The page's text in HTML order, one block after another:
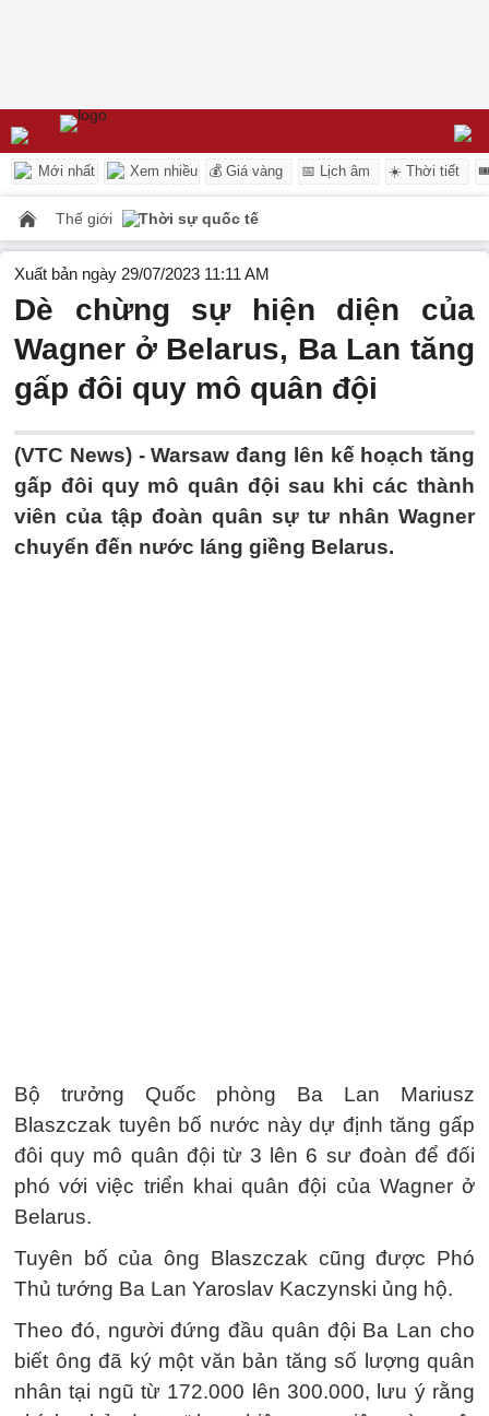
Mới nhất Xem nhiều 💰 Giá vàng 📅 Lịch âm ☀️ Thời tiết
Thế giới Thời sự quốc tế
Xuất bản ngày 29/07/2023 11:11 AM
Dè chừng sự hiện diện của
Wagner ở Belarus, Ba Lan tăng
gấp đôi quy mô quân đội
(VTC News) -Warsaw đang lên kế hoạch tăng
gấp đôi quy mô quân đội sau khi các thành
viên của tập đoàn quân sự tư nhân Wagner
chuyển đến nước láng giềng Belarus.
Bộ trưởng Quốc phòng Ba Lan Mariusz
Blaszczak tuyên bố nước này dự định tăng gấp
đôi quy mô quân đội từ 3 lên 6 sư đoàn để đối
phó với việc triển khai quân đội của Wagner ở
Belarus.
Tuyên bố của ông Blaszczak cũng được Phó
Thủ tướng Ba Lan Yaroslav Kaczynski ủng hộ.
Theo đó, người đứng đầu quân đội Ba Lan cho
biết ông đã ký một văn bản tăng số lượng quân
nhân tại ngũ từ 172.000 lên 300.000, lưu ý rằng